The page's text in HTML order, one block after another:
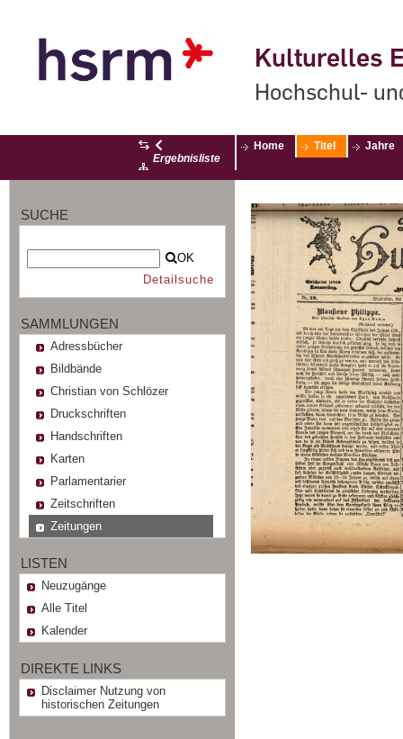
Kulturelles
Hochschul-
Ergebnisliste
Home Titel Jahre
SUCHE
OK
Detailsuche
SAMMLUNGEN
Adressbücher
Bildbände
Christian von Schlözer
Druckschriften
Handschriften
Karten
Parlamentarier
Zeitschriften
Zeitungen
LISTEN
Neuzugänge
Alle Titel
Kalender
DIREKTE LINKS
Disclaimer Nutzung von
historischen Zeitungen